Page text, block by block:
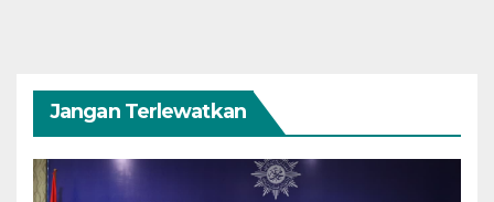
Jangan Terlewatkan